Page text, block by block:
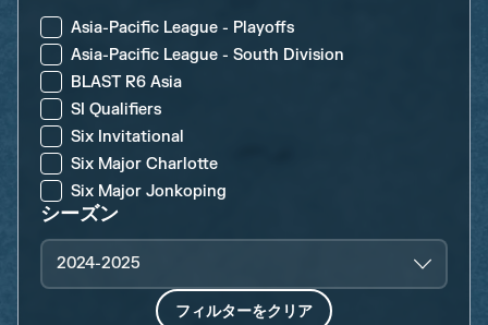
Asia-Pacific League - Playoffs
Asia-Pacific League - South Division
BLAST R6 Asia
SI Qualifiers
Six Invitational
Six Major Charlotte
Six Major Jonkoping
シーズン
2024-2025
フィルターをクリア